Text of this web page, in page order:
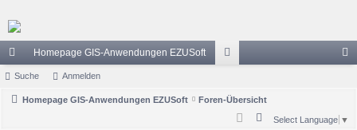
ch
ne
Homepage GIS-Anwendungen EZUSoft
en
el
Suche Anmelden
Homepage GIS-Anwendungen EZUSoft Foren-Übersicht
Select Language ▼